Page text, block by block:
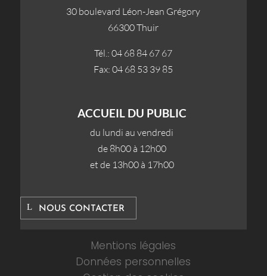
30 boulevard Léon-Jean Grégory
66300 Thuir
Tél.: 04 68 84 67 67
Fax: 04 68 53 39 85
ACCUEIL DU PUBLIC
du lundi au vendredi
de 8h00 à 12h00
et de 13h00 à 17h00
NOUS CONTACTER
Mentions légales
Données personnelles